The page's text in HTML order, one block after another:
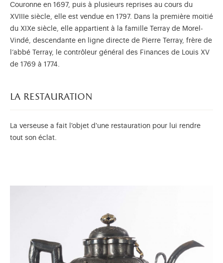
Couronne en 1697, puis à plusieurs reprises au cours du
XVIIIe siècle, elle est vendue en 1797. Dans la première moitié
du XIXe siècle, elle appartient à la famille Terray de Morel-
Vindé, descendante en ligne directe de Pierre Terray, frère de
l’abbé Terray, le contrôleur général des Finances de Louis XV
de 1769 à 1774.
la restauration
La verseuse a fait l'objet d'une restauration pour lui rendre
tout son éclat.